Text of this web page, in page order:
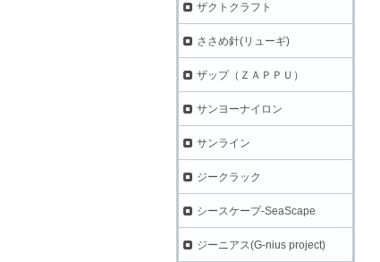
ザクトクラフト
ささめ針(リューギ)
ザップ（ＺＡＰＰＵ）
サンヨーナイロン
サンライン
ジークラック
シースケープ-SeaScape
ジーニアス(G-nius project)